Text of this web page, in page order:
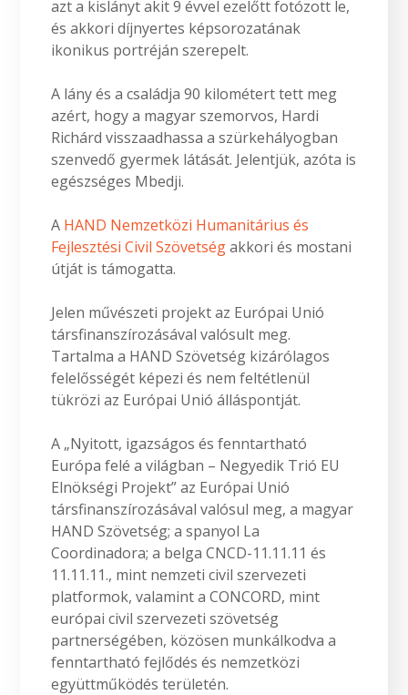
azt a kislányt akit 9 évvel ezelőtt fotózott le,
és akkori díjnyertes képsorozatának
ikonikus portréján szerepelt.
A lány és a családja 90 kilométert tett meg
azért, hogy a magyar szemorvos, Hardi
Richárd visszaadhassa a szürkehályogban
szenvedő gyermek látását. Jelentjük, azóta is
egészséges Mbedji.
A HAND Nemzetközi Humanitárius és
Fejlesztési Civil Szövetségakkori és mostani
útját is támogatta.
Jelen művészeti projekt az Európai Unió
társfinanszírozásával valósult meg.
Tartalma a HAND Szövetség kizárólagos
felelősségét képezi és nem feltétlenül
tükrözi az Európai Unió álláspontját.
A „Nyitott, igazságos és fenntartható
Európa felé a világban – Negyedik Trió EU
Elnökségi Projekt” az Európai Unió
társfinanszírozásával valósul meg, a magyar
HAND Szövetség; a spanyol La
Coordinadora; a belga CNCD-11.11.11 és
11.11.11., mint nemzeti civil szervezeti
platformok, valamint a CONCORD, mint
európai civil szervezeti szövetség
partnerségében, közösen munkálkodva a
fenntartható fejlődés és nemzetközi
együttműködés területén.